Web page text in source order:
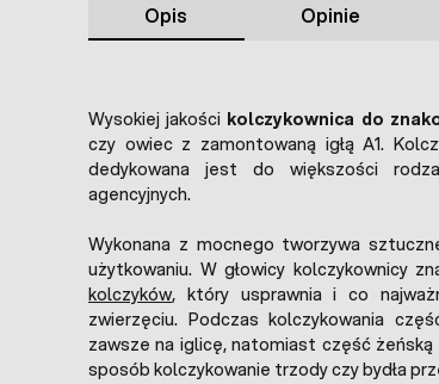
Opis Opinie
Wysokiej jakości kolczykownica do
czy owiec z zamontowaną igłą A1.
dedykowana jest do większości
agencyjnych.
Wykonana z mocnego tworzywa
użytkowaniu. W głowicy kolczykownicy
kolczyków, który usprawnia i co
zwierzęciu. Podczas kolczykowania
zawsze na iglicę, natomiast część
sposób kolczykowanie trzody czy bydła